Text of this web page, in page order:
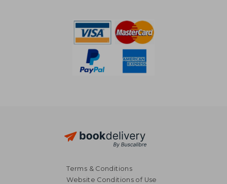
HK$ 241.38
Terms & Conditions
Website Conditions of Use